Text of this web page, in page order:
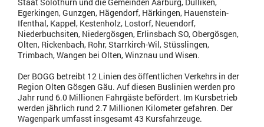
Staat Solothurn und die Gemeinden Aarburg, Dulliken,
Egerkingen, Gunzgen, Hägendorf, Härkingen, Hauenstein-
Ifenthal, Kappel, Kestenholz, Lostorf, Neuendorf,
Niederbuchsiten, Niedergösgen, Erlinsbach SO, Obergösgen,
Olten, Rickenbach, Rohr, Starrkirch-Wil, Stüsslingen,
Trimbach, Wangen bei Olten, Winznau und Wisen.
Der BOGG betreibt 12 Linien des öffentlichen Verkehrs in der
Region Olten Gösgen Gäu. Auf diesen Buslinien werden pro
Jahr rund 6.0 Millionen Fahrgäste befördert. Im Kursbetrieb
werden jährlich rund 2.7 Millionen Kilometer gefahren. Der
Wagenpark umfasst insgesamt 43 Kursfahrzeuge.